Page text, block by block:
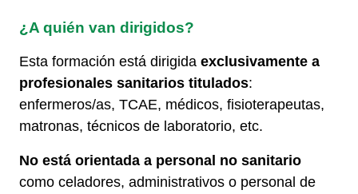
¿A quién van dirigidos?
Esta formación está dirigida exclusivamente a
profesionales sanitarios titulados:
enfermeros/as, TCAE, médicos, fisioterapeutas,
matronas, técnicos de laboratorio, etc.
No está orientada a personal no sanitario
como celadores, administrativos o personal de